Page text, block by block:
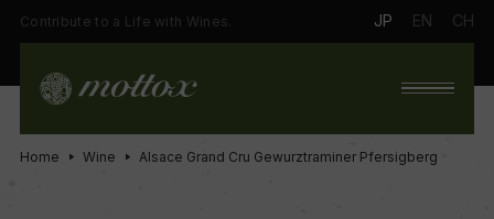
Contribute to a Life with Wines. JP EN CH
Home Wine Alsace Grand Cru Gewurztraminer Pfersigberg